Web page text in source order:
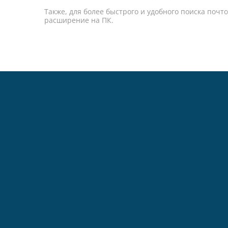
Также, для более быстрого и удобного поиска
расширение на ПК.